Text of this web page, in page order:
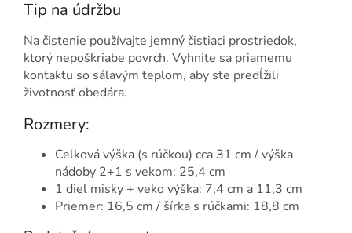
Tip na údržbu
Na čistenie používajte jemný čistiaci prostriedok,
ktorý nepoškriabe povrch. Vyhnite sa priamemu
kontaktu so sálavým teplom, aby ste predĺžili
životnosť obedára.
Rozmery:
Celková výška (s rúčkou) cca 31 cm / výška
nádoby 2+1 s vekom: 25,4 cm
1 diel misky + veko výška: 7,4 cm a 11,3 cm
Priemer: 16,5 cm / šírka s rúčkami: 18,8 cm